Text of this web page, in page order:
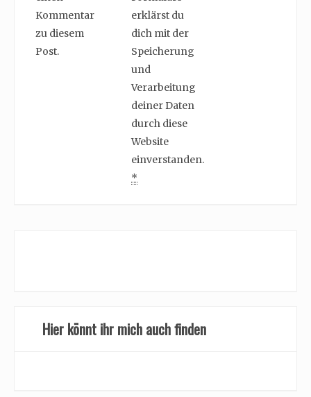
Kommentar
zu diesem
Post.
erklärst du
dich mit der
Speicherung
und
Verarbeitung
deiner Daten
durch diese
Website
einverstanden.
*
Hier könnt ihr mich auch finden